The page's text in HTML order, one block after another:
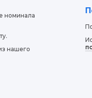
Процесс изготовления
о различных
помогал во всем.
номинала
нашего